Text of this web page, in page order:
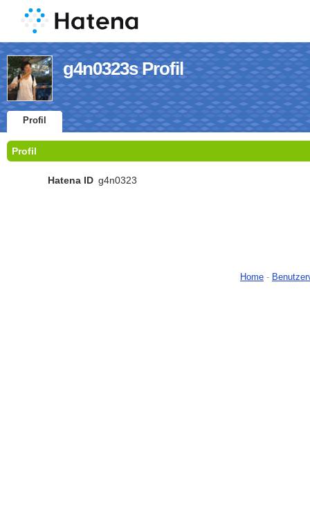
g4n0323s Profil
Profil
Profil
Hatena ID g4n0323
Home -